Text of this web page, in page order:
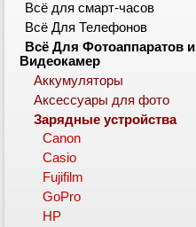
Всё для смарт-часов
Всё Для Телефонов
Всё Для Фотоаппаратов и
Видеокамер
Аккумуляторы
Аксессуары для фото
Зарядные устройства
Canon
Casio
Fujifilm
GoPro
HP